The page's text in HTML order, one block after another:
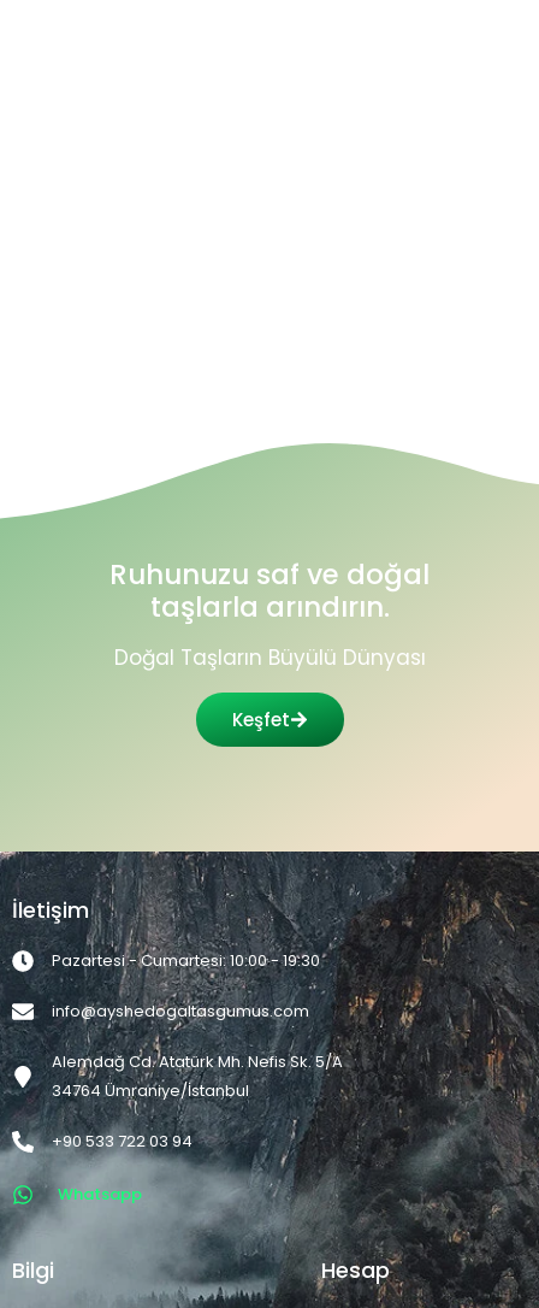
← 1
Ruhunuzu saf ve doğal
taşlarla arındırın.
Doğal Taşların Büyülü Dünyası
Keşfet
İletişim
Pazartesi - Cumartesi: 10:00 - 19:30
info@ayshedogaltasgumus.com
Alemdağ Cd. Atatürk Mh. Nefis Sk. 5/A
34764 Ümraniye/İstanbul
+90 533 722 03 94
Whatsapp
Bilgi Hesap